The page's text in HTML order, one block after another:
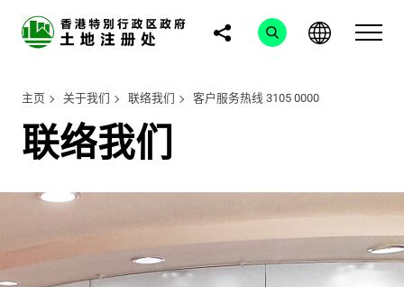
主页 关于我们 联络我们 客户服务热线 3105 0000
联络我们